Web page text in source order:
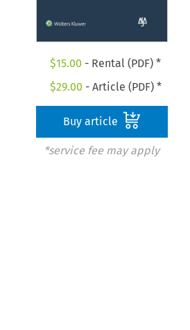
$15.00 - Rental (PDF) *
$29.00 - Article (PDF) *
Buy article
*service fee may apply